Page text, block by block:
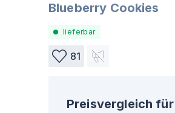
Blueberry Cookies
lieferbar
81
Preisvergleich für